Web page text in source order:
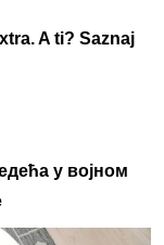
A ti? Saznaj
у војном